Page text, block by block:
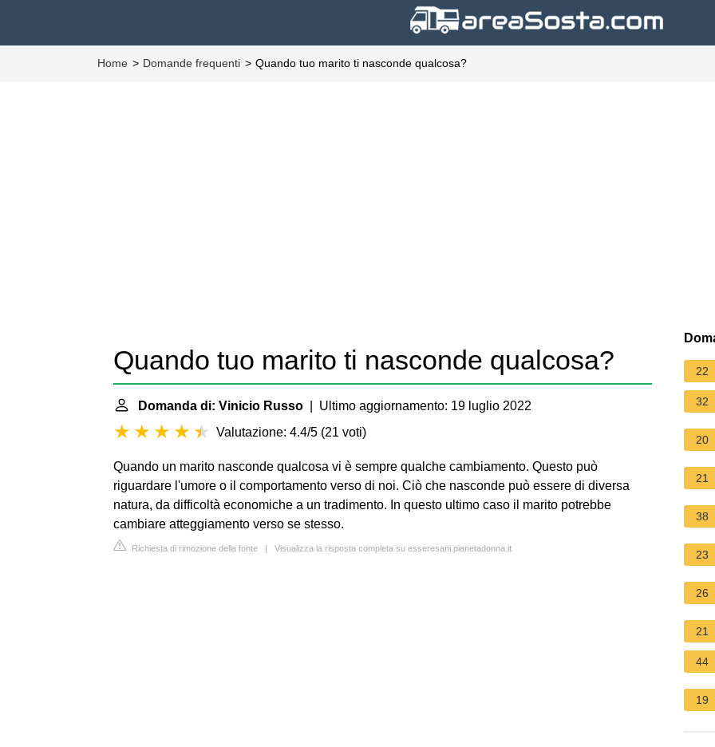
Home Domande frequenti Quando tuo marito ti nasconde qualcosa?
Quando tuo marito ti nasconde qualcosa?
Domanda di: Vinicio Russo | Ultimo aggiornamento: 19 luglio 2022
Valutazione: 4.4/5 (21 voti)
Quando un marito nasconde qualcosa vi è sempre qualche cambiamento. Questo può
riguardare l'umore o il comportamento verso di noi. Ciò che nasconde può essere di diversa
natura, da difficoltà economiche a un tradimento. In questo ultimo caso il marito potrebbe
cambiare atteggiamento verso se stesso.
Richiesta di rimozione della fonte | Visualizza la risposta completa su esseresani.pianetadonna.it
22
32
20
21
38
23
26
21
44
19